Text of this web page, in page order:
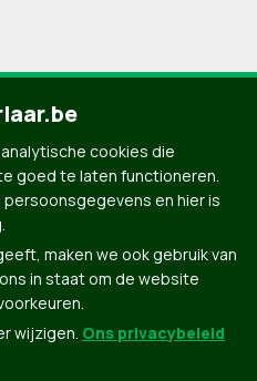
cookies die
goed te laten functioneren.
en hier is
maken we ook gebruik van
in staat om de website
wijzigen. Ons privacybeleid